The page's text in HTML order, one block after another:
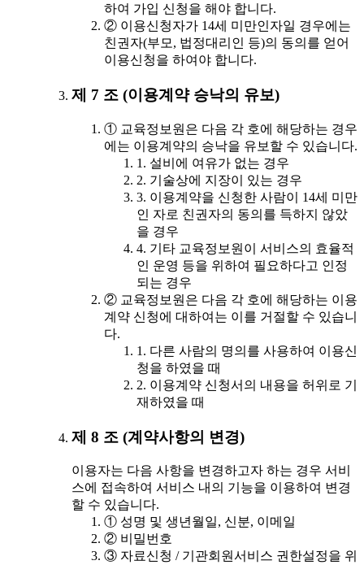
하여 가입 신청을 해야 합니다.
② 이용신청자가 14세 미만인자일 경우에는
친권자(부모, 법정대리인 등)의 동의를 얻어
이용신청을 하여야 합니다.
제 7 조 (이용계약 승낙의 유보)
① 교육정보원은 다음 각 호에 해당하는 경우
에는 이용계약의 승낙을 유보할 수 있습니다.
1. 설비에 여유가 없는 경우
2. 기술상에 지장이 있는 경우
3. 이용계약을 신청한 사람이 14세 미만
인 자로 친권자의 동의를 득하지 않았
을 경우
4. 기타 교육정보원이 서비스의 효율적
인 운영 등을 위하여 필요하다고 인정
되는 경우
② 교육정보원은 다음 각 호에 해당하는 이용
계약 신청에 대하여는 이를 거절할 수 있습니
다.
1. 다른 사람의 명의를 사용하여 이용신
청을 하였을 때
2. 이용계약 신청서의 내용을 허위로 기
재하였을 때
제 8 조 (계약사항의 변경)
이용자는 다음 사항을 변경하고자 하는 경우 서비
스에 접속하여 서비스 내의 기능을 이용하여 변경
할 수 있습니다.
① 성명 및 생년월일, 신분, 이메일
② 비밀번호
③ 자료신청 / 기관회원서비스 권한설정을 위